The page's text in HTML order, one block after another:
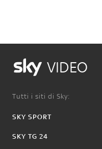
VIDEO
Tutti i siti di Sky:
SKY SPORT
SKY TG 24